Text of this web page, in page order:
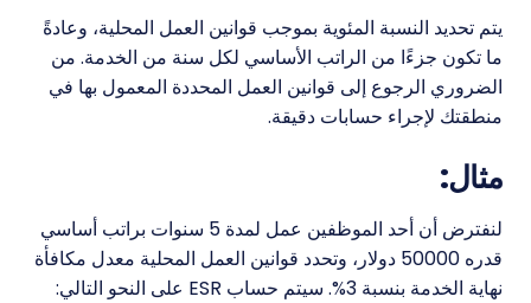
يتم تحديد النسبة المئوية بموجب قوانين العمل المحلية، وعادةً
ما تكون جزءًا من الراتب الأساسي لكل سنة من الخدمة. من
الضروري الرجوع إلى قوانين العمل المحددة المعمول بها في
منطقتك لإجراء حسابات دقيقة.
مثال:
لنفترض أن أحد الموظفين عمل لمدة 5 سنوات براتب أساسي
قدره 50000 دولار، وتحدد قوانين العمل المحلية معدل مكافأة
نهاية الخدمة بنسبة 3%. سيتم حساب ESR على النحو التالي: